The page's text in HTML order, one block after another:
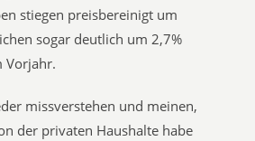
stiegen preisbereinigt um
sogar deutlich um 2,7%
Vorjahr.
missverstehen und meinen,
der privaten Haushalte habe